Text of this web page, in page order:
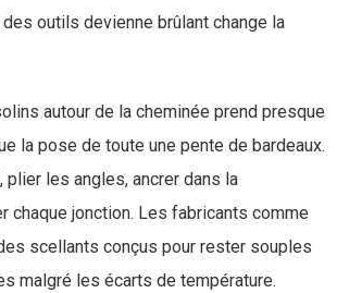
outils devienne brûlant change la
autour de la cheminée prend presque
la pose de toute une pente de bardeaux.
plier les angles, ancrer dans la
chaque jonction. Les fabricants comme
scellants conçus pour rester souples
malgré les écarts de température.